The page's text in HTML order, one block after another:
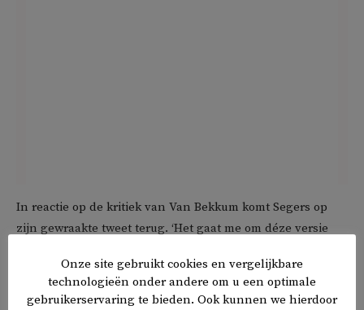
In reactie op de kritiek van Van Bekkum komt Segers op
zijn gewraakte tweet terug. ‘Het gaat me om déze versie
zorgt. Niet om versies van religie die mensen de vrije keus
laten. Ik ben namelijk geen moslim en voel me dus niet
Onze site gebruikt cookies en vergelijkbare
technologieën onder andere om u een optimale
gebruikerservaring te bieden. Ook kunnen we hierdoor